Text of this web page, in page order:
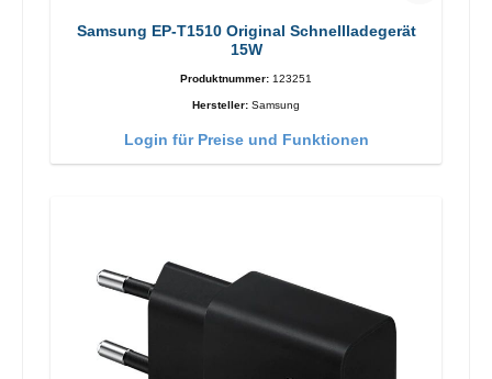
Samsung EP-T1510 Original Schnellladegerät
15W
Produktnummer: 123251
Hersteller: Samsung
Login für Preise und Funktionen